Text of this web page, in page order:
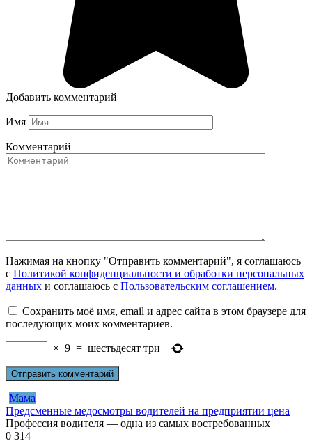
Добавить комментарий
Имя
Комментарий
Нажимая на кнопку "Отправить комментарий", я соглашаюсь
с Политикой конфиденциальности и обработки персональных
данных и соглашаюсь с Пользовательским соглашением.
Сохранить моё имя, email и адрес сайта в этом браузере для
последующих моих комментариев.
× 9 = шестьдесят три
Мама
Предсменные медосмотры водителей на предприятии цена
Профессия водителя — одна из самых востребованных
0 314